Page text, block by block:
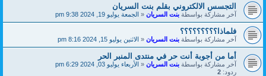
التجسس الالكتروني بقلم بنت السريان
آخر مشاركة بواسطةبنت السريان«الجمعة يوليو 19, 2024 9:38 pm
فلماذا؟؟؟؟؟؟؟؟؟
آخر مشاركة بواسطةبنت السريان«الاثنين يوليو 15, 2024 8:16 pm
أما من أجوبة أنت حر في منتدى المنبر الحر
آخر مشاركة بواسطةبنت السريان«الأربعاء يوليو 03, 2024 6:29 pm
ردود: 2